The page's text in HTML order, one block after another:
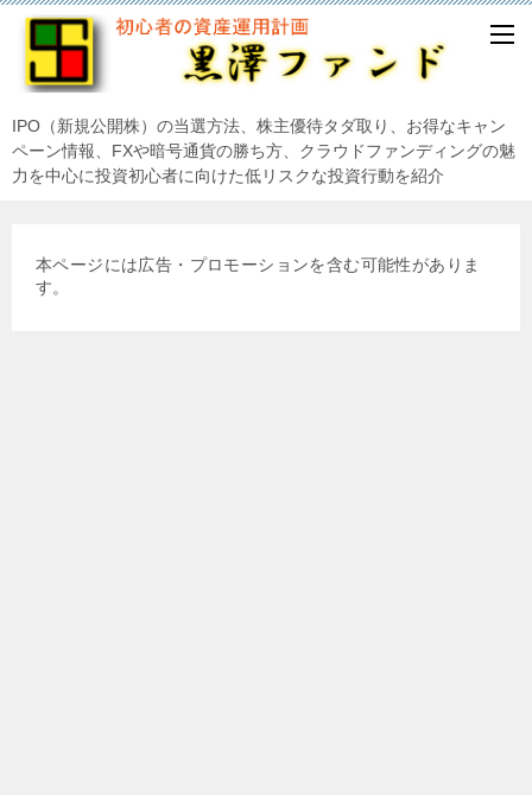
IPO（新規公開株）の当選方法、株主優待タダ取り、お得なキャン
ペーン情報、FXや暗号通貨の勝ち方、クラウドファンディングの魅
力を中心に投資初心者に向けた低リスクな投資行動を紹介
本ページには広告・プロモーションを含む可能性がありま
す。